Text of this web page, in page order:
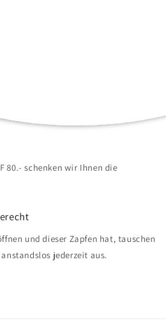
80.- schenken wir Ihnen die
und dieser Zapfen hat, tauschen
jederzeit aus.